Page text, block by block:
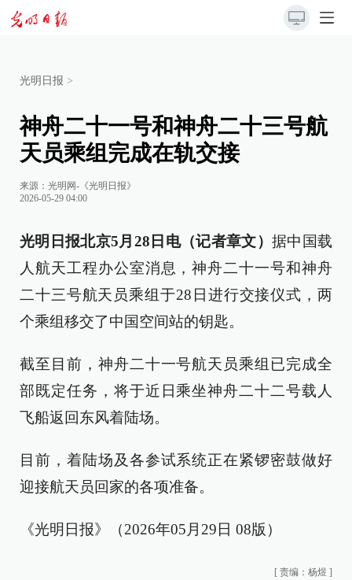
光明日报 >
神舟二十一号和神舟二十三号航
天员乘组完成在轨交接
来源： 光明网-《光明日报》
2026-05-29 04:00
光明日报北京5月28日电（记者章文） 据中国载
人航天工程办公室消息，神舟二十一号和神舟
二十三号航天员乘组于28日进行交接仪式，两
个乘组移交了中国空间站的钥匙。
截至目前，神舟二十一号航天员乘组已完成全
部既定任务，将于近日乘坐神舟二十二号载人
飞船返回东风着陆场。
目前，着陆场及各参试系统正在紧锣密鼓做好
迎接航天员回家的各项准备。
《光明日报》（2026年05月29日 08版）
[ 责编：杨煜 ]